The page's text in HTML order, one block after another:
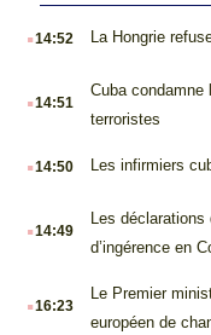
.14:52 La Hongrie
.14:51
Cuba condamne
terroristes
.14:50 Les infirmiers
.14:49
Les déclarations
d’ingérence en
.16:23
Le Premier
européen de